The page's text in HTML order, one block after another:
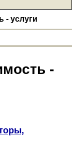
- услуги
-